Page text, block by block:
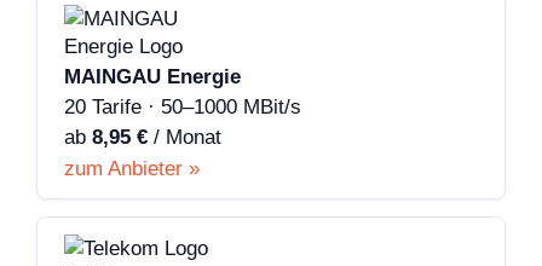
MAINGAU Energie
20 Tarife · 50–1000 MBit/s
ab 8,95 € / Monat
zum Anbieter »